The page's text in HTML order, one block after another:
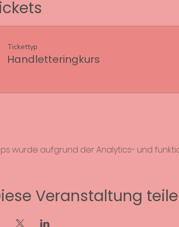
Tickettyp
Handletteringkurs
wurde aufgrund der Analytics- und
Veranstaltung